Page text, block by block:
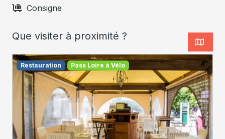
Consigne
Que visiter à proximité ?
Restauration Pass Loire à Vélo